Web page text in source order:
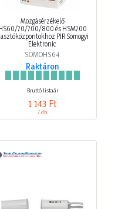
Mozgásérzékelő
riasztóközpontokhoz PIR Somogyi
Elektronic
SOMOHS64
Raktáron
1 143 Ft